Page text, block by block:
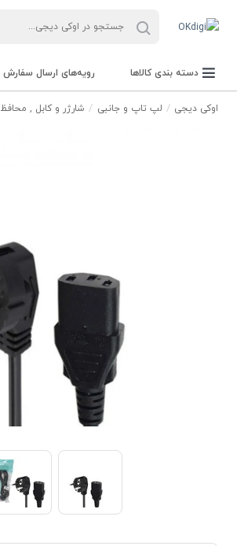
دسته بندی کالاها رویه‌های ارسال سفارش
اوکی دیجی لپ تاپ و جانبی شارژر و کابل , محافظ